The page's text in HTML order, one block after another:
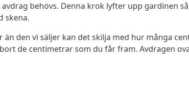
behövs. Denna krok lyfter upp gardinen
skena.
den vi säljer kan det skilja med hur många
de centimetrar som du får fram. Avdragen